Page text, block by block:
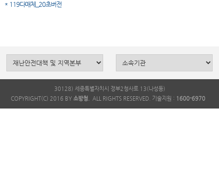
* 119다매체_20초버전
30128) 세종특별자치시 정부2청사로 13(나성동)
COPYRIGHT(C) 2016 BY 소방청. ALL RIGHTS RESERVED. 기술지원 : 1600-6970